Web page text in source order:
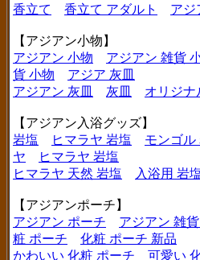
香立て
香立て アダルト アジ
【アジアン小物】
アジアン 小物
アジアン 雑貨
貨 小物
アジア 灰皿
アジアン 灰皿
灰皿 オリジナ
【アジアン入浴グッズ】
岩塩
ヒマラヤ 岩塩 モンゴル
ヤ
ヒマラヤ 岩塩
ヒマラヤ 天然 岩塩
入浴用 岩
【アジアンポーチ】
アジアン ポーチ
アジアン 雑
粧 ポーチ
化粧 ポーチ 新品
かわいい 化粧 ポーチ
可愛い